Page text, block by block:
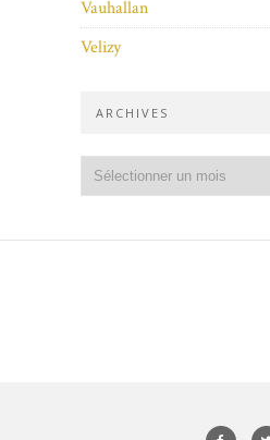
Vauhallan
Velizy
ARCHIVES